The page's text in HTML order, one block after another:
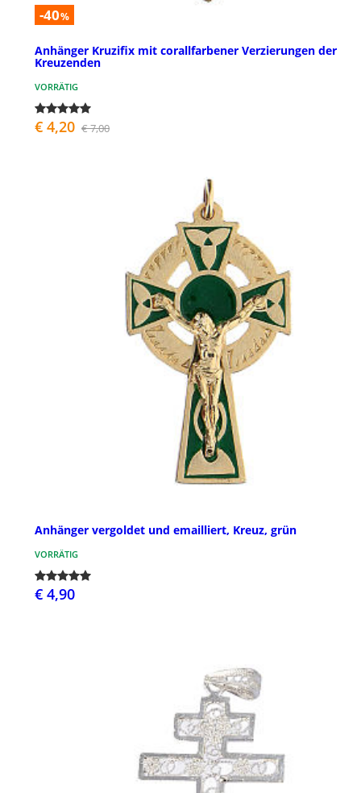
-40%
Anhänger Kruzifix mit corallfarbener Verzierungen der
Kreuzenden
VORRÄTIG
€ 4,20 € 7,00
Anhänger vergoldet und emailliert, Kreuz, grün
VORRÄTIG
€ 4,90